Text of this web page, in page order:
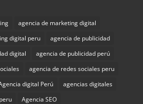
agencia de marketing digital
digital peru
agencia de publicidad
digital
agencia de publicidad perú
agencia de redes sociales peru
digital Perú
agencias digitales
Agencia SEO